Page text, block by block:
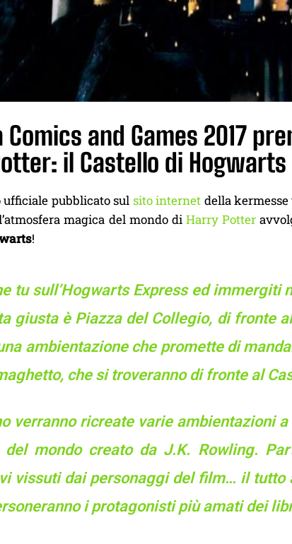
Comics and Games 2017
il Castello di
pubblicato sul sito internet della
magica del mondo di Harry Potter
!
tu sull’Hogwarts Express ed immergiti
giusta è Piazza del Collegio, di fronte
ambientazione che promette di
che si troveranno di fronte al
verranno ricreate varie ambientazioni
del mondo creato da J.K. Rowling.
vissuti dai personaggi del film… il tutto
i protagonisti più amati dei